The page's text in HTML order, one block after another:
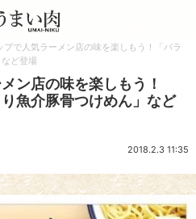
プで人気ラーメン店の味を楽しもう！「バラ
ど登場
ン店の味を楽しもう！
魚介豚骨つけめん」など
2018.2.3 11:35